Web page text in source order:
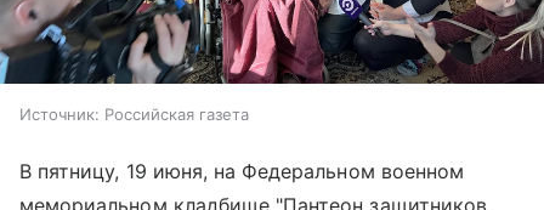
Источник: Российская газета
В пятницу, 19 июня, на Федеральном военном
мемориальном кладбище "Пантеон защитников